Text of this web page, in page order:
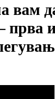
вам
прва